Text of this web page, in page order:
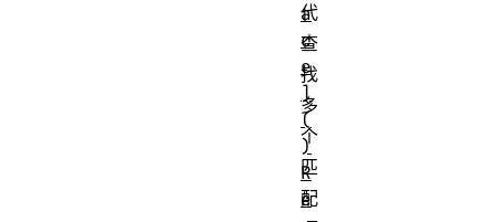
代
查
找
多
个
匹
配
a
c
e
]
(
)
R
e